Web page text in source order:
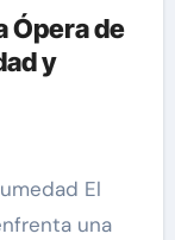
Ópera de
y
una